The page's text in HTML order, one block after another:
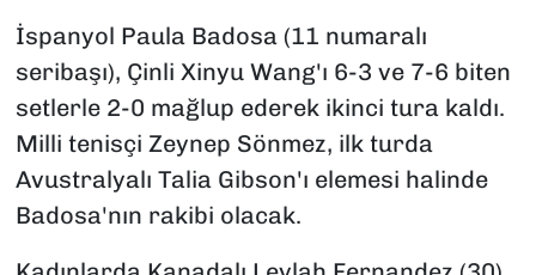
İspanyol Paula Badosa (11 numaralı
seribaşı), Çinli Xinyu Wang'ı 6-3 ve 7-6 biten
setlerle 2-0 mağlup ederek ikinci tura kaldı.
Milli tenisçi Zeynep Sönmez, ilk turda
Avustralyalı Talia Gibson'ı elemesi halinde
Badosa'nın rakibi olacak.